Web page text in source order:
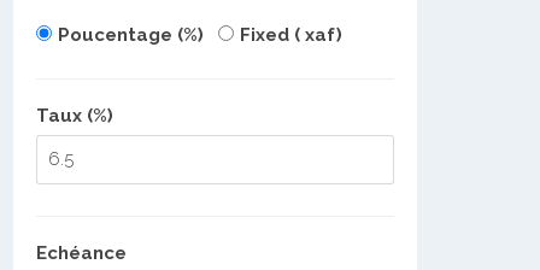
Poucentage (%) Fixed ( xaf)
Taux (%)
Echéance